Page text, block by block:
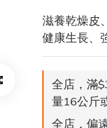
滋養乾燥皮
健康生長、
全店，滿
量16公斤
全店，偏